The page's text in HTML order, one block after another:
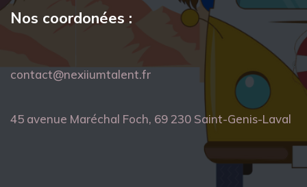
Nos coordonées :
contact@nexiiumtalent.fr
45 avenue Maréchal Foch, 69 230 Saint-Genis-Laval